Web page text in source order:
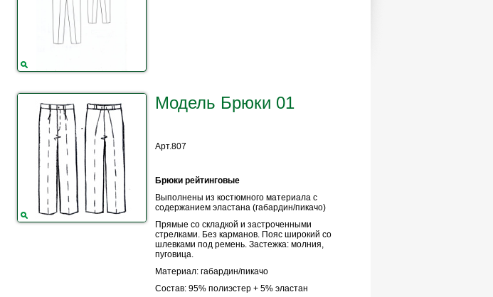
Модель Брюки 01
Арт.807
Брюки рейтинговые
Выполнены из костюмного материала с
содержанием эластана (габардин/пикачо)
Прямые со складкой и застроченными
стрелками. Без карманов. Пояс широкий со
шлевками под ремень. Застежка: молния,
пуговица.
Материал: габардин/пикачо
Состав: 95% полиэстер + 5% эластан